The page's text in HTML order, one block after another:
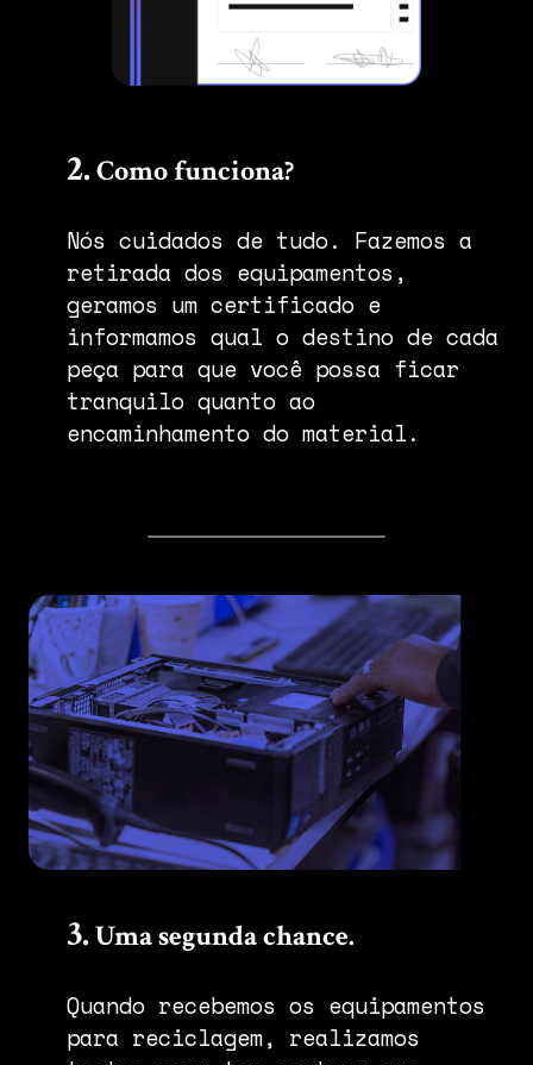
2.Como funciona?
Nós cuidados de tudo. Fazemos a
retirada dos equipamentos,
geramos um certificado e
informamos qual o destino de cada
peça para que você possa ficar
tranquilo quanto ao
encaminhamento do material.
3.Uma segunda chance.
Quando recebemos os equipamentos
para reciclagem, realizamos